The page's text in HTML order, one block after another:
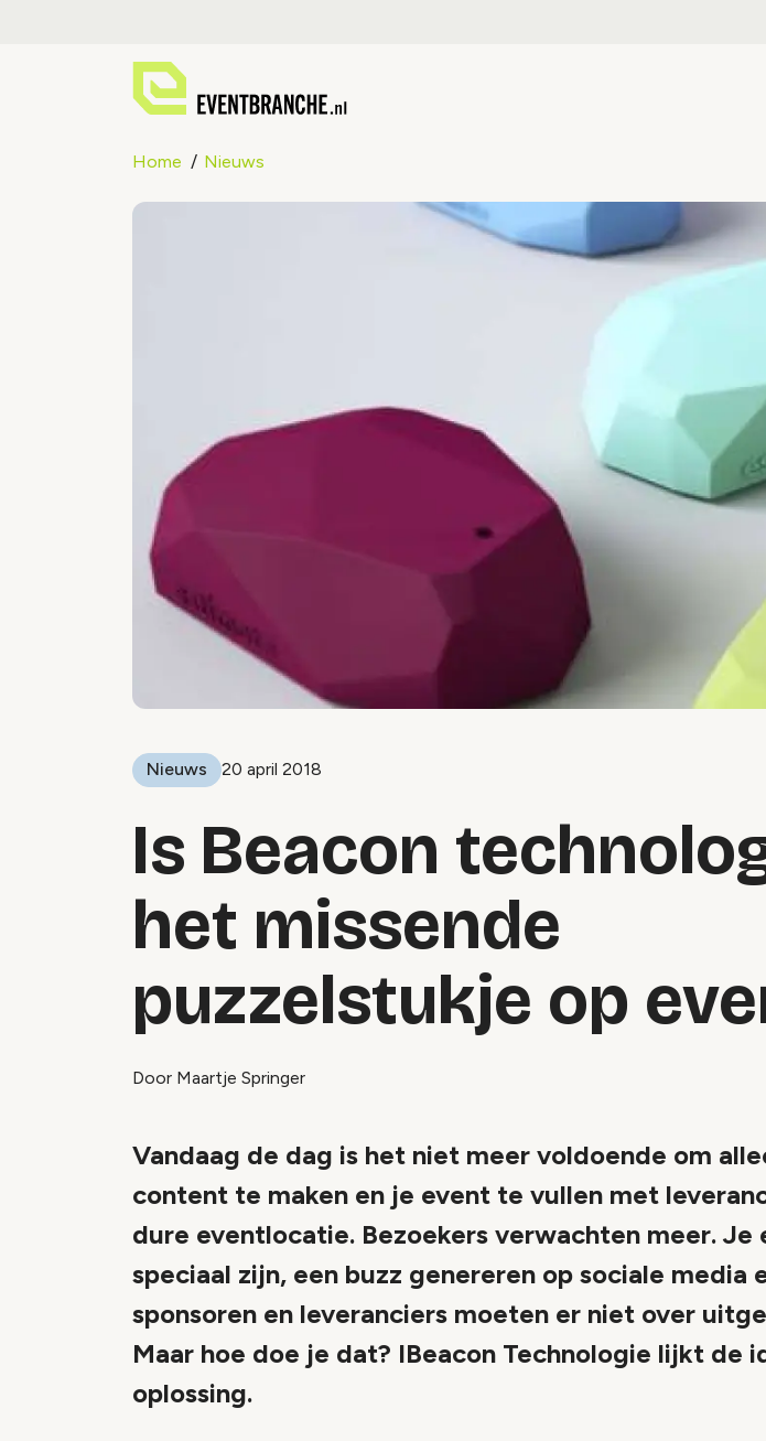
Home Nieuws
Nieuws 20 april 2018
Is Beacon
het missende
puzzelstukje op
Door Maartje Springer
Vandaag de dag is het niet meer voldoende om
content te maken en je event te vullen met
dure eventlocatie. Bezoekers verwachten meer. Je
speciaal zijn, een buzz genereren op sociale media
sponsoren en leveranciers moeten er niet over
Maar hoe doe je dat? IBeacon Technologie lijkt de
oplossing.